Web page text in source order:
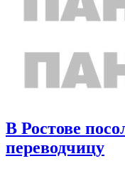
В Ростове
переводчицу